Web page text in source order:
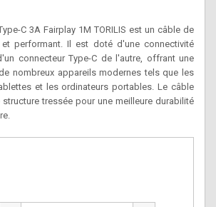
C 3A Fairplay 1M TORILIS est un câble de
performant. Il est doté d'une connectivité
connecteur Type-C de l'autre, offrant une
nombreux appareils modernes tels que les
et les ordinateurs portables. Le câble
tressée pour une meilleure durabilité